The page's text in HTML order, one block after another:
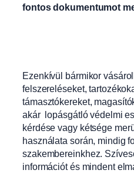
fontos dokumentumot
Ezenkívül bármikor
felszereléseket,
támasztókereket,
akár lopásgátló védelmi
kérdése vagy kétsége
használata során, mindig
szakembereinkhez.
információt és mindent